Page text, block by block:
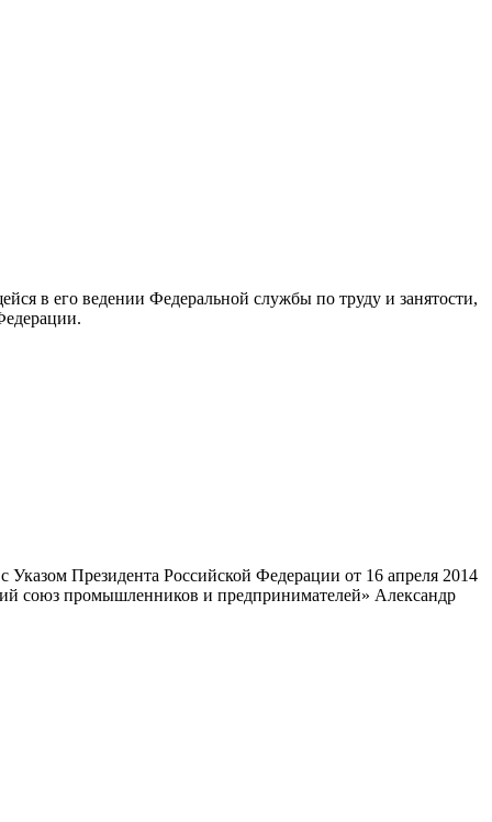
в его ведении Федеральной службы по труду и занятости,
Президента Российской Федерации от 16 апреля 2014
союз промышленников и предпринимателей» Александр